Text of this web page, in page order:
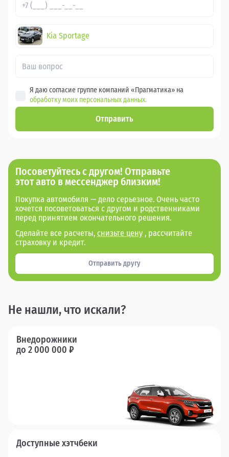
Kia Sportage
Я даю согласие группе компаний «Прагматика» на
обработку моих персональных данных.
Отправить
Посоветуйтесь с другом! Отправьте
этот авто в мессенджер близким!
Покупка автомобиля — дело серьезное. Очень часто
хочется посоветоваться с другом и родственниками
перед принятием окончательного решения.
Сделайте все расчеты, снизьте цену , рассчитайте
страховку и кредит.
Отправить другу
Не нашли, что искали?
Внедорожники
до 2 000 000 ₽
Доступные хэтчбеки